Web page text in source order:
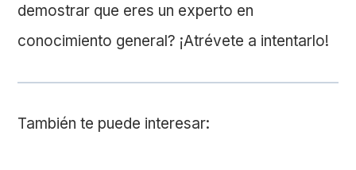
demostrar que eres un experto en
conocimiento general? ¡Atrévete a intentarlo!
También te puede interesar: